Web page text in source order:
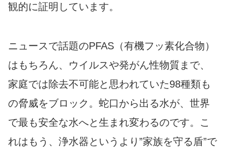
観的に証明しています。
ニュースで話題のPFAS（有機フッ素化合物）
はもちろん、ウイルスや発がん性物質まで、
家庭では除去不可能と思われていた98種類も
の脅威をブロック。蛇口から出る水が、世界
で最も安全な水へと生まれ変わるのです。こ
れはもう、浄水器というより”家族を守る盾”で